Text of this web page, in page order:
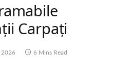
Carpați
2026 6 Mins Read